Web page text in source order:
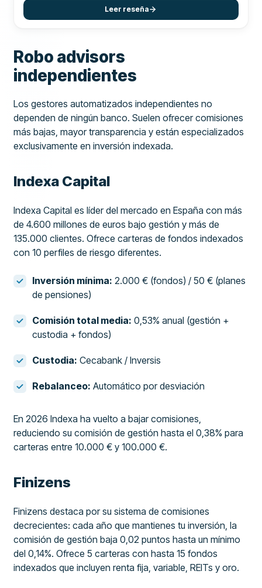
Leer reseña
Robo advisors
independientes
Los gestores automatizados independientes no
dependen de ningún banco. Suelen ofrecer comisiones
más bajas, mayor transparencia y están especializados
exclusivamente en inversión indexada.
Indexa Capital
Indexa Capital es líder del mercado en España con más
de 4.600 millones de euros bajo gestión y más de
135.000 clientes. Ofrece carteras de fondos indexados
con 10 perfiles de riesgo diferentes.
Inversión mínima: 2.000 € (fondos) / 50 € (planes
de pensiones)
Comisión total media: 0,53% anual (gestión +
custodia + fondos)
Custodia: Cecabank / Inversis
Rebalanceo: Automático por desviación
En 2026 Indexa ha vuelto a bajar comisiones,
reduciendo su comisión de gestión hasta el 0,38% para
carteras entre 10.000 € y 100.000 €.
Finizens
Finizens destaca por su sistema de comisiones
decrecientes: cada año que mantienes tu inversión, la
comisión de gestión baja 0,02 puntos hasta un mínimo
del 0,14%. Ofrece 5 carteras con hasta 15 fondos
indexados que incluyen renta fija, variable, REITs y oro.